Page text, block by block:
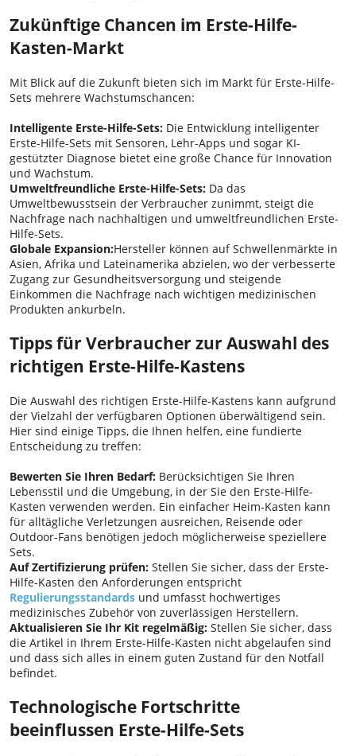
Zukünftige Chancen im Erste-Hilfe-
Kasten-Markt
Mit Blick auf die Zukunft bieten sich im Markt für Erste-Hilfe-
Sets mehrere Wachstumschancen:
Intelligente Erste-Hilfe-Sets: Die Entwicklung intelligenter
Erste-Hilfe-Sets mit Sensoren, Lehr-Apps und sogar KI-
gestützter Diagnose bietet eine große Chance für Innovation
und Wachstum.
Umweltfreundliche Erste-Hilfe-Sets: Da das
Umweltbewusstsein der Verbraucher zunimmt, steigt die
Nachfrage nach nachhaltigen und umweltfreundlichen Erste-
Hilfe-Sets.
Globale Expansion:Hersteller können auf Schwellenmärkte in
Asien, Afrika und Lateinamerika abzielen, wo der verbesserte
Zugang zur Gesundheitsversorgung und steigende
Einkommen die Nachfrage nach wichtigen medizinischen
Produkten ankurbeln.
Tipps für Verbraucher zur Auswahl des
richtigen Erste-Hilfe-Kastens
Die Auswahl des richtigen Erste-Hilfe-Kastens kann aufgrund
der Vielzahl der verfügbaren Optionen überwältigend sein.
Hier sind einige Tipps, die Ihnen helfen, eine fundierte
Entscheidung zu treffen:
Bewerten Sie Ihren Bedarf: Berücksichtigen Sie Ihren
Lebensstil und die Umgebung, in der Sie den Erste-Hilfe-
Kasten verwenden werden. Ein einfacher Heim-Kasten kann
für alltägliche Verletzungen ausreichen, Reisende oder
Outdoor-Fans benötigen jedoch möglicherweise speziellere
Sets.
Auf Zertifizierung prüfen: Stellen Sie sicher, dass der Erste-
Hilfe-Kasten den Anforderungen entspricht
Regulierungsstandards und umfasst hochwertiges
medizinisches Zubehör von zuverlässigen Herstellern.
Aktualisieren Sie Ihr Kit regelmäßig: Stellen Sie sicher, dass
die Artikel in Ihrem Erste-Hilfe-Kasten nicht abgelaufen sind
und dass sich alles in einem guten Zustand für den Notfall
befindet.
Technologische Fortschritte
beeinflussen Erste-Hilfe-Sets